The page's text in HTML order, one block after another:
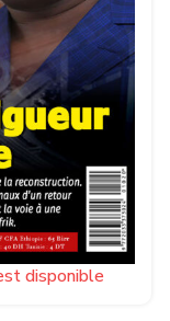
disponible